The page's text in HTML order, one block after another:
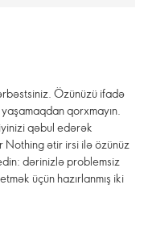
Özünüzü ifadə
qorxmayın.
qəbul edərək
Nothing ətir irsi ilə özünüz
dərinizlə problemsiz
üçün hazırlanmış iki